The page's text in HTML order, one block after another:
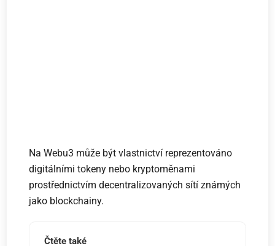
Na Webu3 může být vlastnictví reprezentováno
digitálními tokeny nebo kryptoměnami
prostřednictvím decentralizovaných sítí známých
jako blockchainy.
Čtěte také